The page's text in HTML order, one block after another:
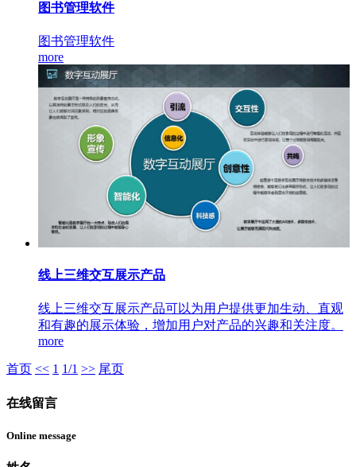
图书管理软件
图书管理软件
more
线上三维交互展示产品
线上三维交互展示产品可以为用户提供更加生动、直观
和有趣的展示体验，增加用户对产品的兴趣和关注度。
more
首页 << 1 1/1 >> 尾页
在线留言
Online message